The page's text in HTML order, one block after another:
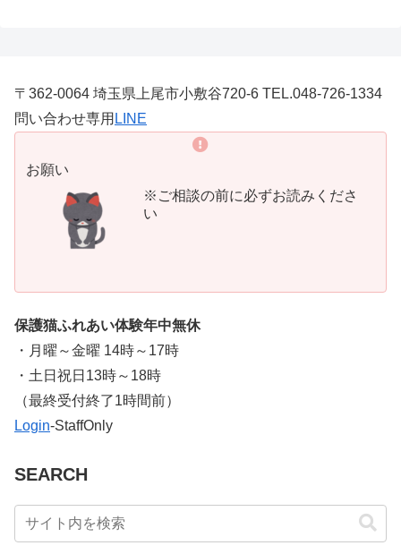
〒362-0064 埼玉県上尾市小敷谷720-6 TEL.048-726-1334
問い合わせ専用 LINE
お願い
※ご相談の前に必ずお読みくださ
い
保護猫ふれあい体験年中無休
・月曜～金曜 14時～17時
・土日祝日13時～18時
​（最終受付終了1時間前）
Login-StaffOnly
SEARCH